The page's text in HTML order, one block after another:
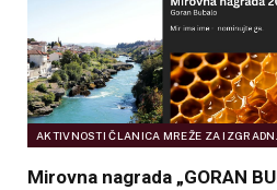
AKTIVNOSTI ČLANICA MREŽE ZA
Mirovna nagrada „GORAN